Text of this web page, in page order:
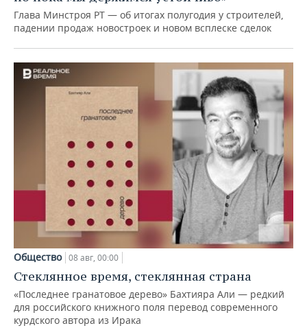
Глава Минстроя РТ — об итогах полугодия у строителей,
падении продаж новостроек и новом всплеске сделок
Общество 08 авг, 00:00
Стеклянное время, стеклянная страна
«Последнее гранатовое дерево» Бахтияра Али — редкий
для российского книжного поля перевод современного
курдского автора из Ирака